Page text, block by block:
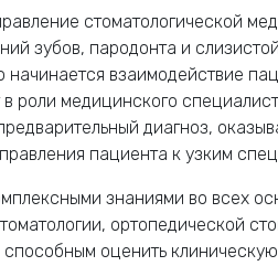
стоматологической
зубов, пародонта и
начинается взаимодействие
роли медицинского
диагноз,
пациента к узким
знаниями во всех
ортопедической
оценить клиническую